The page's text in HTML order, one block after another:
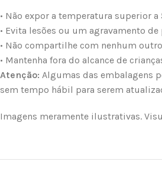
• Não expor a temperatura superior a
• Evita lesões ou um agravamento
• Não compartilhe com nenhum
• Mantenha fora do alcance de
Atenção: Algumas das embalagens
sem tempo hábil para serem
Imagens meramente ilustrativas.